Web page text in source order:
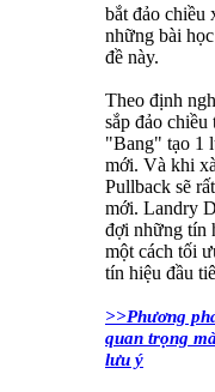
bắt đảo chiều
những bài
đề này.
Theo định
sắp đảo
"Bang" tạo 1
mới. Và khi
Pullback sẽ
mới. Landry
đợi những tín
một cách tối
tín hiệu đầu
>>Phương
quan trọng
lưu ý